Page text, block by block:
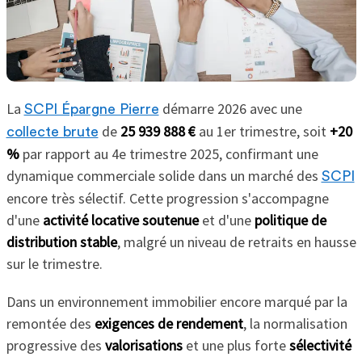
La SCPI Épargne Pierre démarre 2026 avec une
collecte brute de 25 939 888 €au 1er trimestre, soit +20
%par rapport au 4e trimestre 2025, confirmant une
dynamique commerciale solide dans un marché des SCPI
encore très sélectif. Cette progression s'accompagne
d'une activité locative soutenueet d'une politique de
distribution stable, malgré un niveau de retraits en hausse
sur le trimestre.
Dans un environnement immobilier encore marqué par la
remontée des exigences de rendement, la normalisation
progressive des valorisationset une plus fortesélectivité